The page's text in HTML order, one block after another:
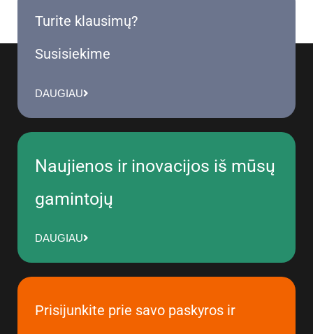
Turite klausimų?
Susisiekime
DAUGIAU
Naujienos ir inovacijos iš mūsų
gamintojų
DAUGIAU
Prisijunkite prie savo paskyros ir